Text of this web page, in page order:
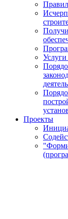
Услуги
Проекты